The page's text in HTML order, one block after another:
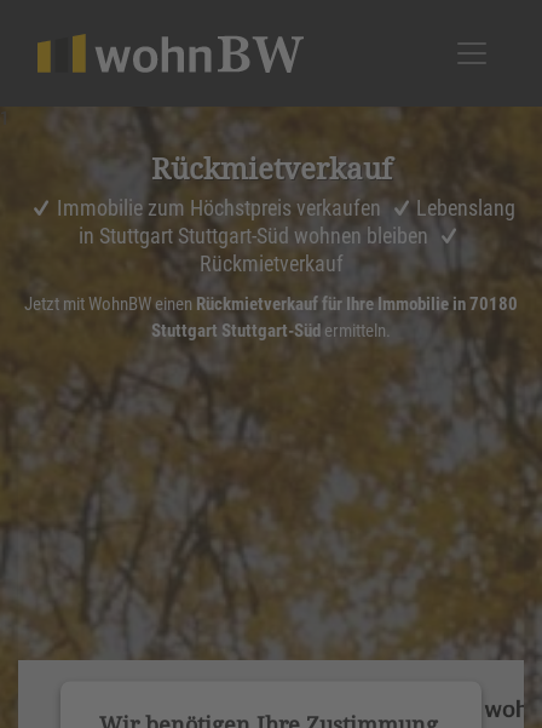
Rückmiet­ver­kauf
Immobilie zum Höchstpreis verkaufen
Lebenslang
in Stuttgart Stuttgart-Süd wohnen bleiben
Rückmietverkauf
Jetzt mit WohnBW einen Rückmietverkauf für Ihre Immobilie in 70180
Stuttgart Stuttgart-Süd ermitteln.